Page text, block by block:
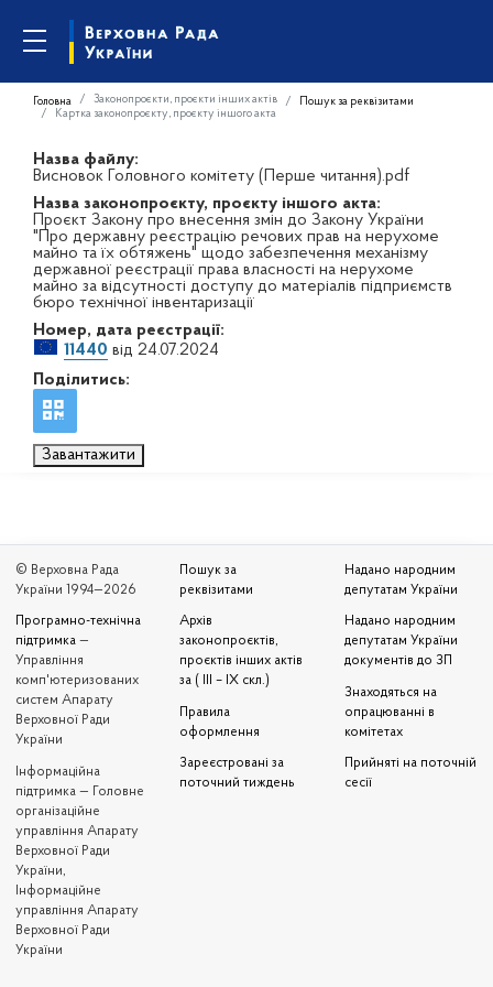
Головна Законопроєкти, проєкти інших актів
Пошук за реквізитами
Картка законопроєкту, проєкту іншого акта
Назва файлу:
Висновок Головного комітету (Перше читання).pdf
Назва законопроєкту, проєкту іншого акта:
Проєкт Закону про внесення змін до Закону України
"Про державну реєстрацію речових прав на нерухоме
майно та їх обтяжень" щодо забезпечення механізму
державної реєстрації права власності на нерухоме
майно за відсутності доступу до матеріалів підприємств
бюро технічної інвентаризації
Номер, дата реєстрації:
11440 від 24.07.2024
Поділитись:
Завантажити
© Верховна Рада
України 1994—2026
Програмно-технічна
підтримка —
Управління
комп'ютеризованих
систем Апарату
Верховної Ради
України
Iнформаційна
підтримка — Головне
організаційне
управління Апарату
Верховної Ради
України,
Інформаційне
управління Апарату
Верховної Ради
України
Пошук за
реквізитами
Архів
законопроєктів,
проєктів інших актів
за ( III – IX скл.)
Правила
оформлення
Зареєстровані за
поточний тиждень
Надано народним
депутатам України
Надано народним
депутатам України
документів до ЗП
Знаходяться на
опрацюванні в
комітетах
Прийняті на поточній
сесії